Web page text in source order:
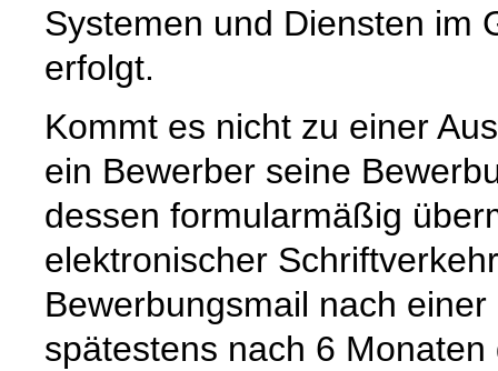
Systemen und Diensten im
erfolgt.
Kommt es nicht zu einer
ein Bewerber seine
dessen formularmäßig
elektronischer
Bewerbungsmail nach
spätestens nach 6